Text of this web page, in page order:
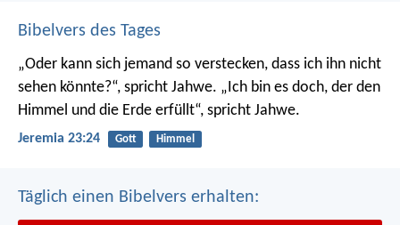
Bibelvers des Tages
„Oder kann sich jemand so verstecken, dass ich ihn nicht
sehen könnte?“, spricht Jahwe. „Ich bin es doch, der den
Himmel und die Erde erfüllt“, spricht Jahwe.
Jeremia 23:24 Gott Himmel
Täglich einen Bibelvers erhalten: